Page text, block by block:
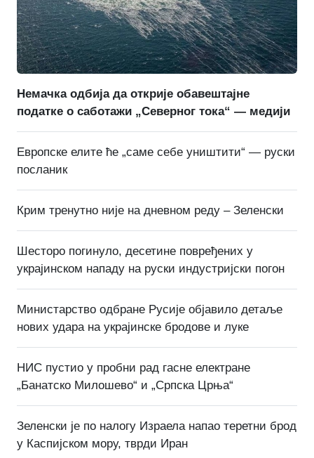
Немачка одбија да открије обавештајне
податке о саботажи „Северног тока“ — медији
Европске елите ће „саме себе уништити“ — руски
посланик
Крим тренутно није на дневном реду – Зеленски
Шесторо погинуло, десетине повређених у
украјинском нападу на руски индустријски погон
Министарство одбране Русије објавило детаље
нових удара на украјинске бродове и луке
НИС пустио у пробни рад гасне електране
„Банатско Милошево“ и „Српска Црња“
Зеленски је по налогу Израела напао теретни брод
у Каспијском мору, тврди Иран